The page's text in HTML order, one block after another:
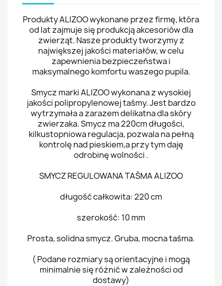
Produkty ALIZOO wykonane przez firmę, która
od lat zajmuje się produkcją akcesoriów dla
zwierząt. Nasze produkty tworzymy z
największej jakości materiałów, w celu
zapewnienia bezpieczeństwa i
maksymalnego komfortu waszego pupila.
Smycz marki ALIZOO wykonana z wysokiej
jakości polipropylenowej taśmy. Jest bardzo
wytrzymała a zarazem delikatna dla skóry
zwierzaka. Smycz ma 220cm długości,
kilkustopniowa regulacja, pozwala na pełną
kontrolę nad pieskiem,a przy tym daję
odrobinę wolności .
SMYCZ REGULOWANA TAŚMA ALIZOO
długość całkowita: 220 cm
szerokość: 10 mm
Prosta, solidna smycz. Gruba, mocna taśma.
( Podane rozmiary są orientacyjne i mogą
minimalnie się różnić w zależności od
dostawy)